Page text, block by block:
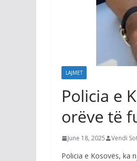
LAJMET
Policia e
orëve të
June 18, 2025 Vendi
Policia e Kosovës, ka